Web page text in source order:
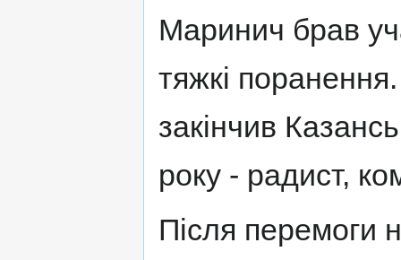
Маринич брав
тяжкі
закінчив
року - радист,
Після